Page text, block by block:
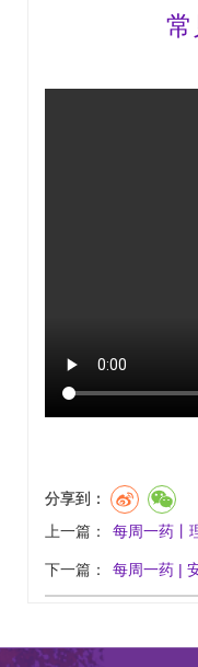
常
分享到：
上一篇： 每周一药丨
下一篇： 每周一药 |